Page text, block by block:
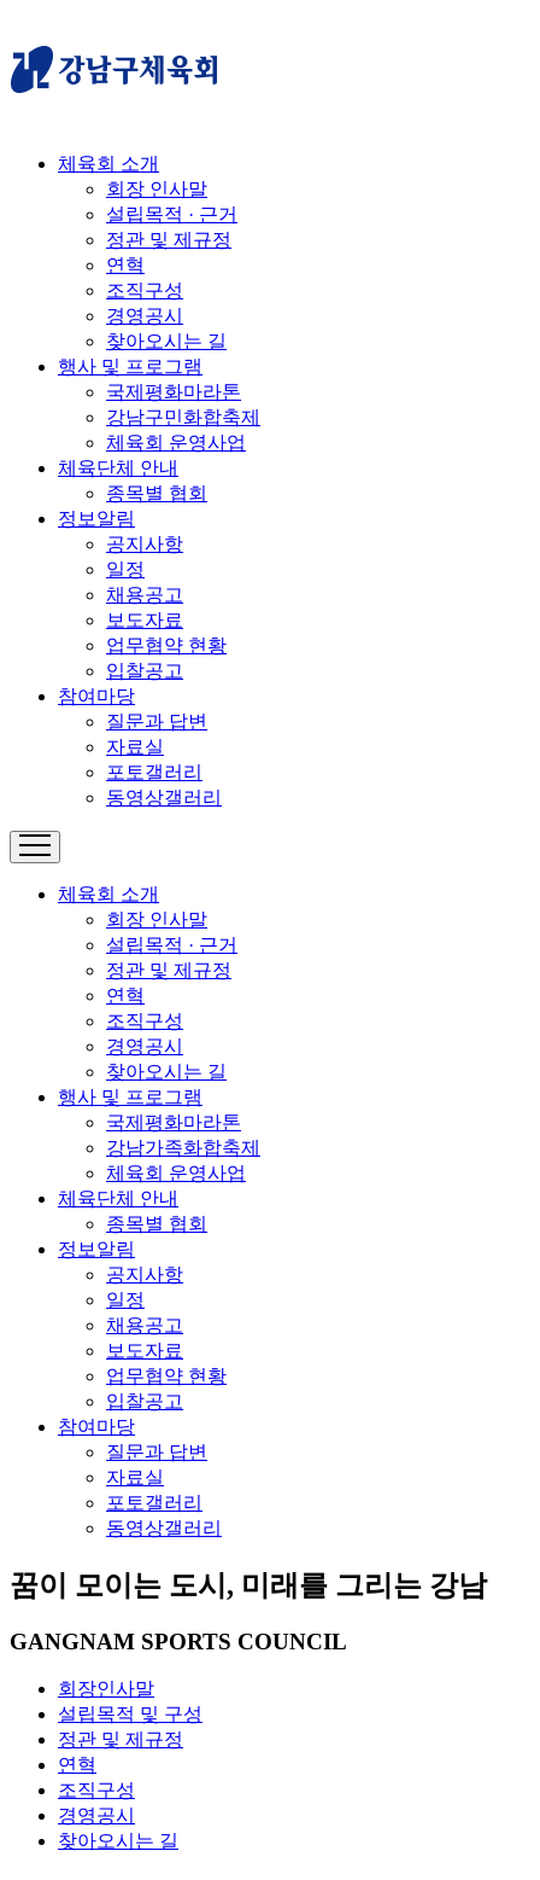
체육회 소개
회장 인사말
설립목적 · 근거
정관 및 제규정
연혁
조직구성
경영공시
찾아오시는 길
행사 및 프로그램
국제평화마라톤
강남구민화합축제
체육회 운영사업
체육단체 안내
종목별 협회
정보알림
공지사항
일정
채용공고
보도자료
업무협약 현황
입찰공고
참여마당
질문과 답변
자료실
포토갤러리
동영상갤러리
체육회 소개
회장 인사말
설립목적 · 근거
정관 및 제규정
연혁
조직구성
경영공시
찾아오시는 길
행사 및 프로그램
국제평화마라톤
강남가족화합축제
체육회 운영사업
체육단체 안내
종목별 협회
정보알림
공지사항
일정
채용공고
보도자료
업무협약 현황
입찰공고
참여마당
질문과 답변
자료실
포토갤러리
동영상갤러리
꿈이 모이는 도시, 미래를 그리는 강남
GANGNAM SPORTS COUNCIL
회장인사말
설립목적 및 구성
정관 및 제규정
연혁
조직구성
경영공시
찾아오시는 길